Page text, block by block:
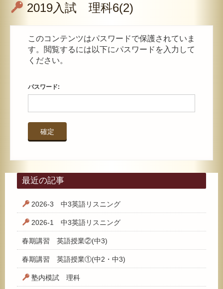
2019入試 理科6(2)
このコンテンツはパスワードで保護されていま
す。閲覧するには以下にパスワードを入力して
ください。
パスワード:
最近の記事
2026-3 中3英語リスニング
2026-1 中3英語リスニング
春期講習 英語授業②(中3)
春期講習 英語授業①(中2・中3)
塾内模試 理科